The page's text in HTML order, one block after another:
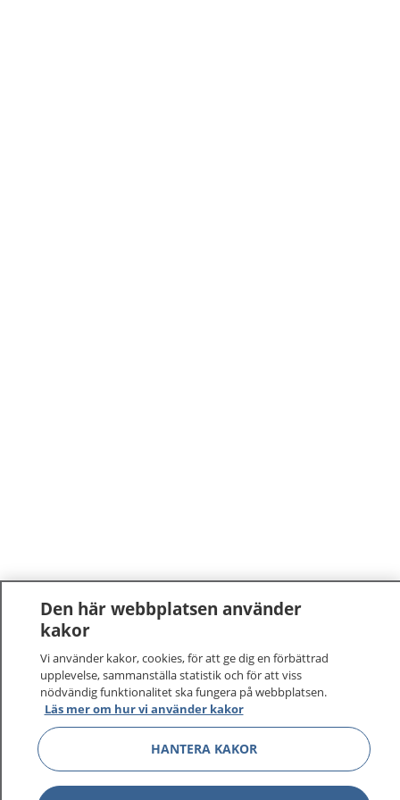
Den här webbplatsen använder
kakor
Vi använder kakor, cookies, för att ge dig en förbättrad
upplevelse, sammanställa statistik och för att viss
nödvändig funktionalitet ska fungera på webbplatsen.
Läs mer om hur vi använder kakor
HANTERA KAKOR